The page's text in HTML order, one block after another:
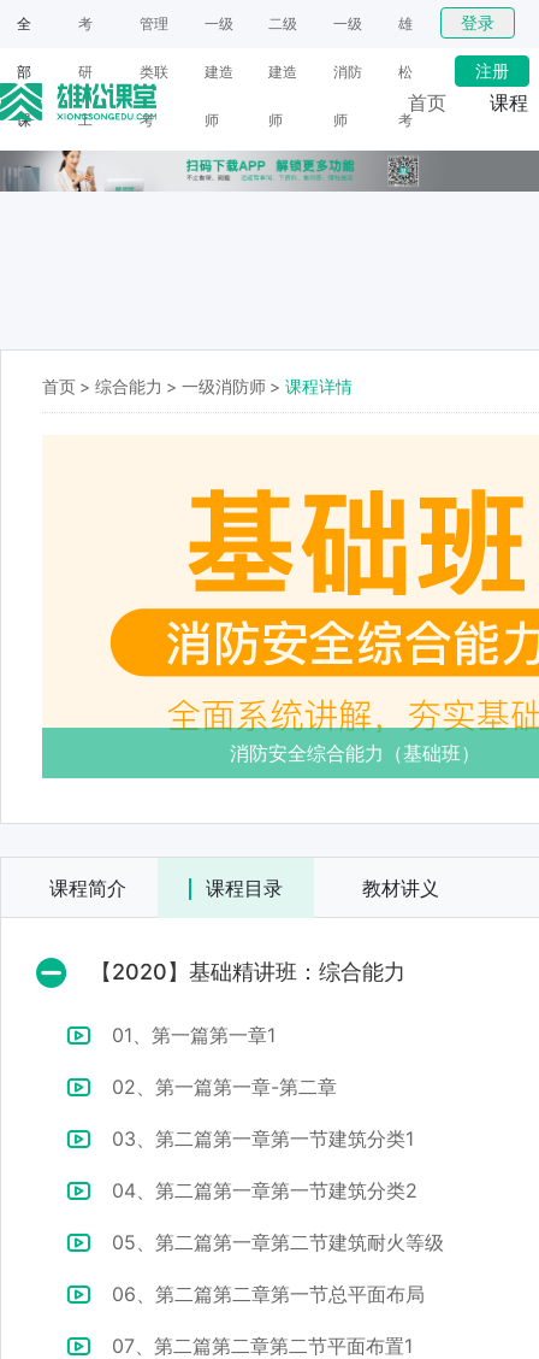
全
部
课
程
考
研
工
具
管理
类联
考
一级
建造
师
二级
建造
师
一级
消防
师
雄
松
考
研
登录
注册
首页 课程
首页 > 综合能力 > 一级消防师 > 课程详情
消防安全综合能力（基础班）
课程简介 课程目录 教材讲义
【2020】基础精讲班：综合能力
01、第一篇第一章1
02、第一篇第一章-第二章
03、第二篇第一章第一节建筑分类1
04、第二篇第一章第一节建筑分类2
05、第二篇第一章第二节建筑耐火等级
06、第二篇第二章第一节总平面布局
07、第二篇第二章第二节平面布置1